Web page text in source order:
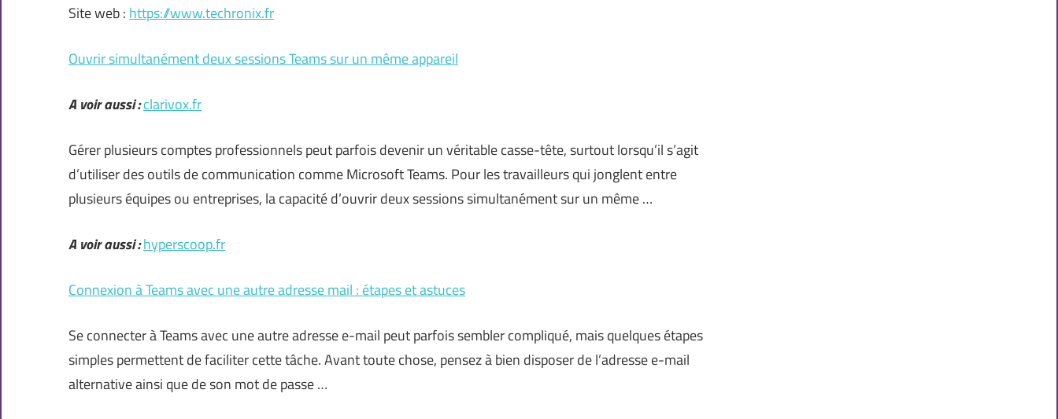
Site web : https://www.techronix.fr
Ouvrir simultanément deux sessions Teams sur un même appareil
A voir aussi :clarivox.fr
Gérer plusieurs comptes professionnels peut parfois devenir un véritable casse-tête, surtout lorsqu’il s’agit
d’utiliser des outils de communication comme Microsoft Teams. Pour les travailleurs qui jonglent entre
plusieurs équipes ou entreprises, la capacité d’ouvrir deux sessions simultanément sur un même …
A voir aussi :hyperscoop.fr
Connexion à Teams avec une autre adresse mail : étapes et astuces
Se connecter à Teams avec une autre adresse e-mail peut parfois sembler compliqué, mais quelques étapes
simples permettent de faciliter cette tâche. Avant toute chose, pensez à bien disposer de l’adresse e-mail
alternative ainsi que de son mot de passe …